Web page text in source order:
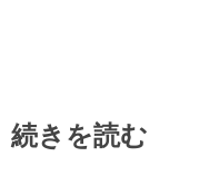
続きを読む